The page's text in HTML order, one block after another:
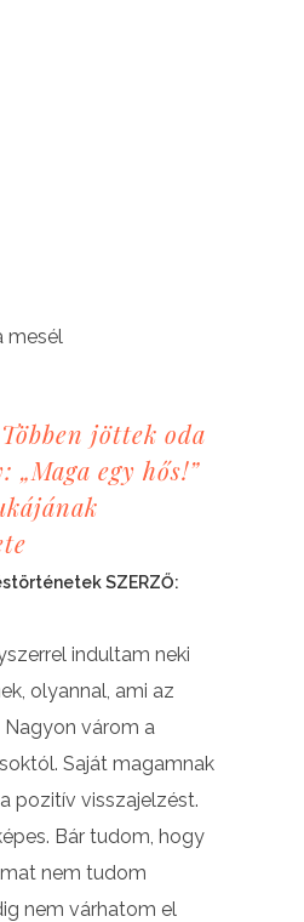
Többen jöttek oda
„Maga egy hős!”
SZERZŐ:
indultam neki
olyannal, ami az
Nagyon várom a
Saját magamnak
pozitív visszajelzést.
Bár tudom, hogy
nem tudom
nem várhatom el